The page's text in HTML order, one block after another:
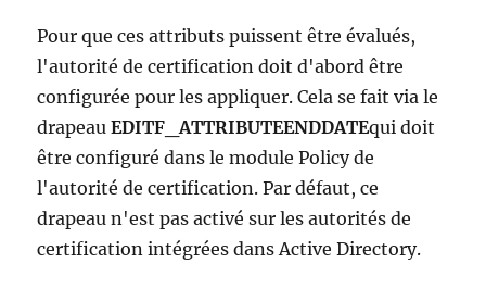
Pour que ces attributs puissent être évalués,
l'autorité de certification doit d'abord être
configurée pour les appliquer. Cela se fait via le
drapeauEDITF_ATTRIBUTEENDDATEqui doit
être configuré dans le module Policy de
l'autorité de certification. Par défaut, ce
drapeau n'est pas activé sur les autorités de
certification intégrées dans Active Directory.